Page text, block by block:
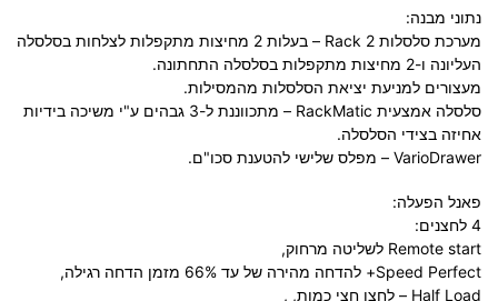
נתוני מבנה:
מערכת סלסלות Rack 2 – בעלות 2 מחיצות מתקפלות לצלחות בסלסלה
העליונה ו-2 מחיצות מתקפלות בסלסלה התחתונה.
מעצורים למניעת יציאת הסלסלות מהמסילות.
סלסלה אמצעית RackMatic – מתכווננת ל-3 גבהים ע"י משיכה בידיות
אחיזה בצידי הסלסלה.
VarioDrawer – מפלס שלישי להטענת סכו"ם.
פאנל הפעלה:
4 לחצנים:
Remote start לשליטה מרחוק,
Speed Perfect+ להדחה מהירה של עד 66% מזמן הדחה רגילה,
Half Load – לחצן חצי כמות, ,